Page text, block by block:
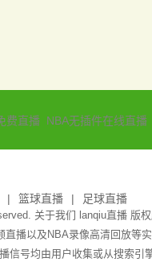
费直播 NBA无插件在线直播
篮球直播 足球直播
关于我们 lanqiu直播版权
以及NBA录像高清回放等
号均由用户收集或从搜索